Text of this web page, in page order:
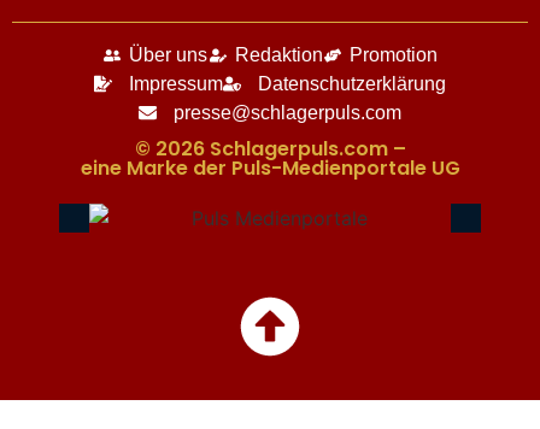
Über uns Redaktion
Promotion
Impressum
Datenschutzerklärung
presse@schlagerpuls.com
© 2026 Schlagerpuls.com –
eine Marke der Puls-Medienportale UG​